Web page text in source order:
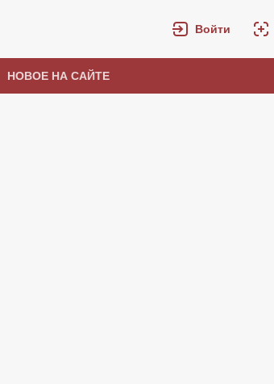
Войти
НОВОЕ НА САЙТЕ